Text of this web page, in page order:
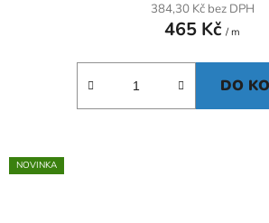
384,30 Kč bez DPH
465 Kč / m
DO
NOVINKA